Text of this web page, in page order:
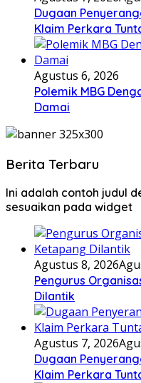
Dugaan
Klaim Perkara
Agustus 6, 2026
Polemik MBG
Damai
Berita Terbaru
Ini adalah contoh judul
sesuaikan pada widget
Agustus 8, 2026
Pengurus
Dilantik
Agustus 7, 2026
Dugaan
Klaim Perkara